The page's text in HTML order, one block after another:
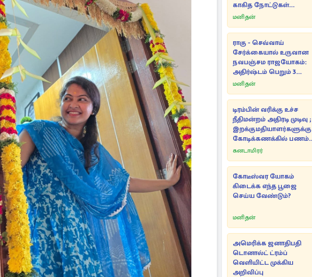
காகித நோட்டுகள்
செல்லுமா?
மனிதன்
ராகு - செவ்வாய்
சேர்க்கையால் உருவான
நவபஞ்சம ராஜயோகம்:
அதிர்ஷ்டம் பெறும் 3
ராசிகள்!
மனிதன்
டிரம்பின் வரிக்கு உச்ச
நீதிமன்றம் அதிரடி முடிவு ;
இறக்குமதியாளர்களுக்கு
கோடிக்கணக்கில் பணம்
மீள்கொடை
கனடாமிரர்
கோடீஸ்வர யோகம்
கிடைக்க எந்த பூஜை
செய்ய வேண்டும்?
மனிதன்
அமெரிக்க ஜனாதிபதி
டொனால்ட் ட்ரம்ப்
வெளியிட்ட முக்கிய
அறிவிப்பு